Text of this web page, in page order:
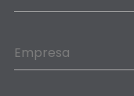
Empresa